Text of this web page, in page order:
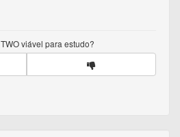
TWOviável para estudo?